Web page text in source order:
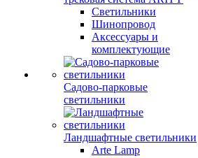
Светильники
Шинопровод
Аксессуары и
комплектующие
Садово-парковые
светильники
Ландшафтные светильники
Arte Lamp